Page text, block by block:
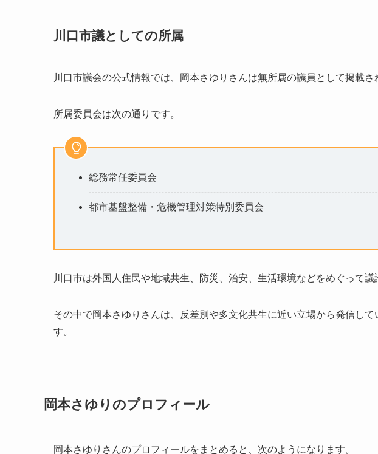
川口市議としての所属
川口市議会の公式情報では、岡本さゆりさんは無所属の議員として掲載さ
所属委員会は次の通りです。
総務常任委員会
都市基盤整備・危機管理対策特別委員会
川口市は外国人住民や地域共生、防災、治安、生活環境などをめぐって議
その中で岡本さゆりさんは、反差別や多文化共生に近い立場から発信し
す。
岡本さゆりのプロフィール
岡本さゆりさんのプロフィールをまとめると、次のようになります。